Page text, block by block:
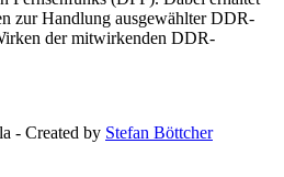
zur Handlung ausgewählter DDR-
der mitwirkenden DDR-
- Created by Stefan Böttcher